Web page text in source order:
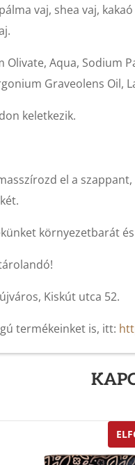
vaj, shea vaj,
Olivate, Aqua,
Graveolens
keletkezik.
el a
környezetbarát
Kiskút utca 52.
termékeinket is, itt: